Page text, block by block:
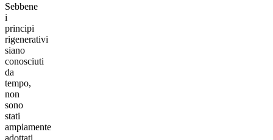
Sebbene
i
principi
rigenerativi
siano
conosciuti
da
tempo,
non
sono
stati
ampiamente
adottati,